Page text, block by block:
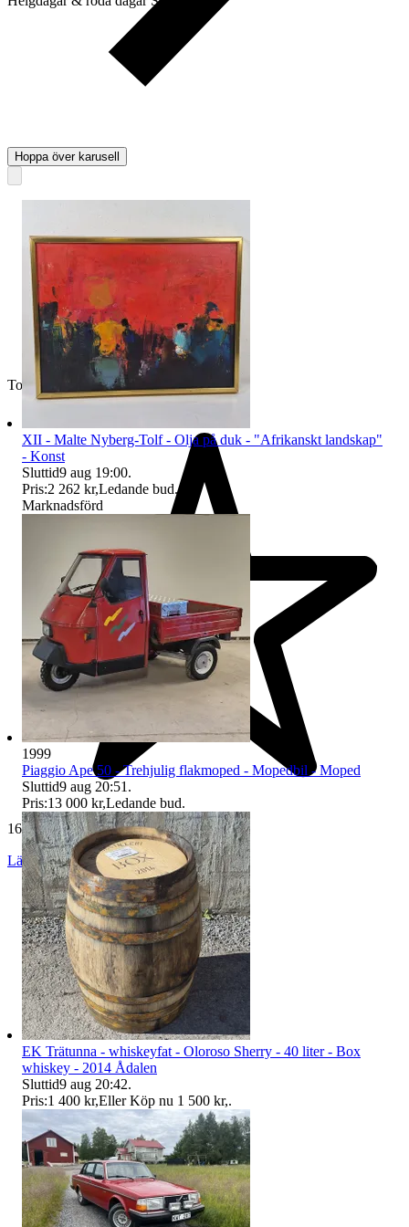
Toppsäljare
165 014 omdömen
Läs omdömen Följ
Hoppa över karusell
XII - Malte Nyberg-Tolf - Olja på duk - "Afrikanskt landskap"
- Konst
Sluttid9 aug 19:00.
Pris:2 262 kr,Ledande bud.
Marknadsförd
1999
Piaggio Ape 50 - Trehjulig flakmoped - Mopedbil - Moped
Sluttid9 aug 20:51 .
Pris:13 000 kr,Ledande bud.
EK Trätunna - whiskeyfat - Oloroso Sherry - 40 liter - Box
whiskey - 2014 Ådalen
Sluttid9 aug 20:42.
Pris:1 400 kr,Eller Köp nu 1 500 kr,.